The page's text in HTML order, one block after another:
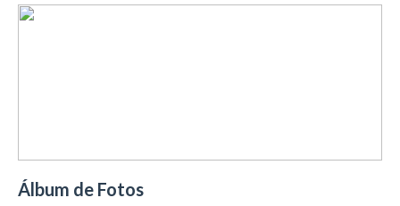
Álbum de Fotos